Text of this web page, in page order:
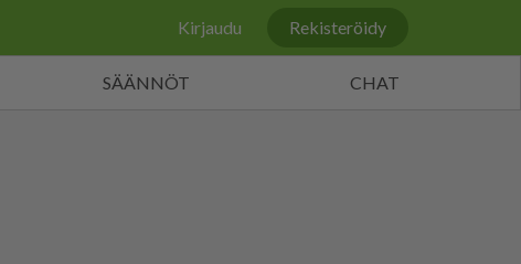
Kirjaudu Rekisteröidy
SÄÄNNÖT CHAT